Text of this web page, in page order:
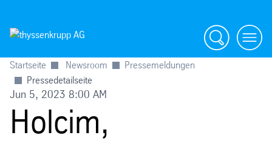
Suche menü
Startseite Newsroom
Pressemeldungen
Pressedetailseite
Jun 5, 2023 8:00 AM
Holcim,